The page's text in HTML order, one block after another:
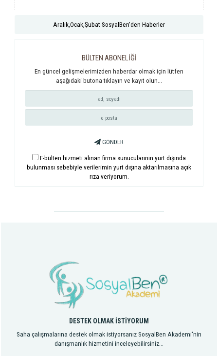
Aralık,Ocak,Şubat SosyalBen'den Haberler
BÜLTEN ABONELİĞİ
En güncel gelişmelerimizden haberdar olmak için lütfen
aşağıdaki butona tıklayın ve kayıt olun...
GÖNDER
E-bülten hizmeti alınan firma sunucularının yurt dışında
bulunması sebebiyle verilerimin yurt dışına aktarılmasına açık
rıza veriyorum.
DESTEK OLMAK İSTİYORUM
Saha çalışmalarına destek olmak istiyorsanız SosyalBen Akademi'nin
danışmanlık hizmetini inceleyebilirsiniz...